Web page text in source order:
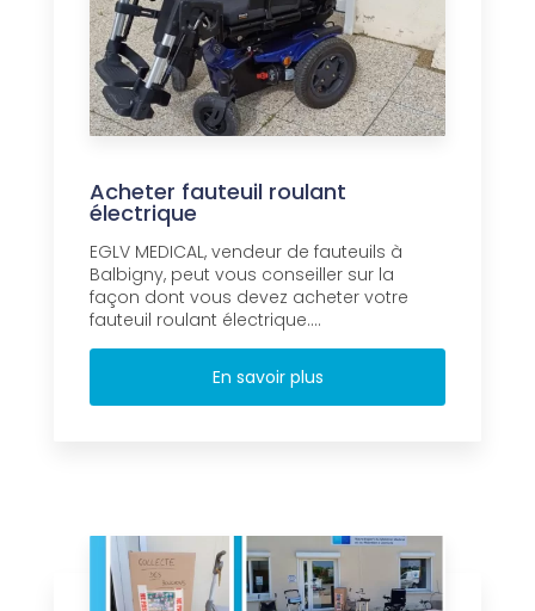
Acheter fauteuil roulant
électrique
EGLV MEDICAL, vendeur de fauteuils à
Balbigny, peut vous conseiller sur la
façon dont vous devez acheter votre
fauteuil roulant électrique....
En savoir plus